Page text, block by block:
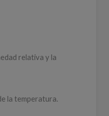
relativa y la
la temperatura.